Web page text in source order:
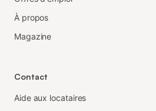
À propos
Magazine
Contact
Aide aux locataires